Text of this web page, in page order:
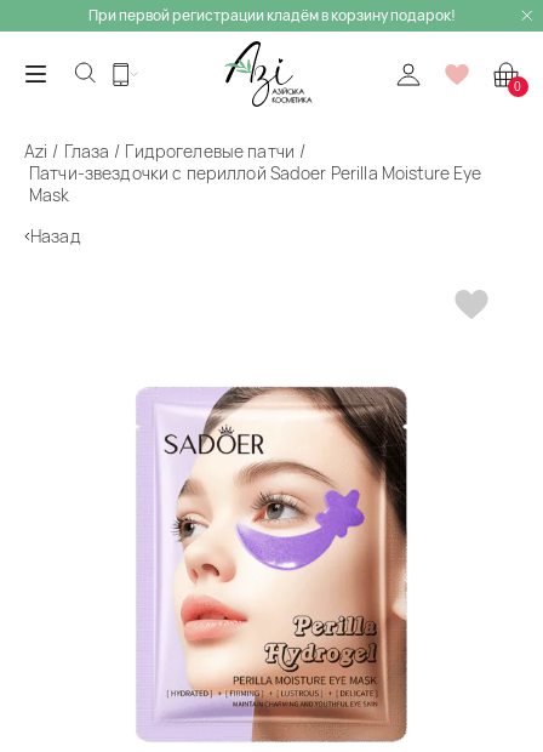
При первой регистрации кладём в корзину подарок!
0
Azi Глаза
Гидрогелевые патчи
Патчи-звездочки с периллой Sadoer Perilla Moisture Eye
Mask
Назад